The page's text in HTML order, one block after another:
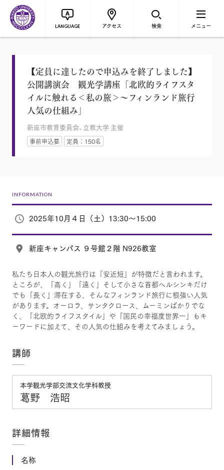
LANGUAGE アクセス 検索 メニュー
【定員に達したので申込みを終了しました】
公開講演会 観光学講座「北欧的ライフスタ
イルに触れる＜私の旅＞～フィンランド旅行
人気の仕組み」
新座市教育委員会、立教大学 主催
事前申込要
定員：150名
INFORMATION
2025年10月４日（土）13:30～15:00
新座キャンパス ９号館２階 N926教室
私たち日本人の観光旅行は「安近短」が特徴だと言われます。
ところが、「高く」「遠く」そして小さな首都ヘルシンキだけ
でも「長く」滞在する、そんなフィンランド旅行に根強い人気
があります。オーロラ、サンタクロース、ムーミンばかりでな
く、「北欧的ライフスタイル」や「国民の幸福度世界一」もキ
ーワードに加えて、その人気の仕組みを考えてみましょう。
講師
本学観光学部交流文化学科教授
葛野 浩昭
詳細情報
名称